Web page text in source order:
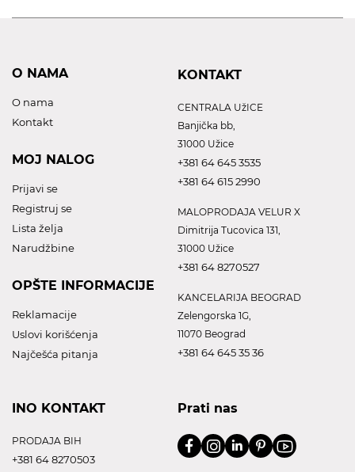
O NAMA
O nama
Kontakt
MOJ NALOG
Prijavi se
Registruj se
Lista želja
Narudžbine
OPŠTE INFORMACIJE
Reklamacije
Uslovi korišćenja
Najčešća pitanja
KONTAKT
CENTRALA UžICE
Banjička bb,
31000 Užice
+381 64 645 3535
+381 64 615 2990
MALOPRODAJA VELUR X
Dimitrija Tucovica 131,
31000 Užice
+381 64 8270527
KANCELARIJA BEOGRAD
Zelengorska 1G,
11070 Beograd
+381 64 645 35 36
INO KONTAKT
PRODAJA BIH
+381 64 8270503
Prati nas